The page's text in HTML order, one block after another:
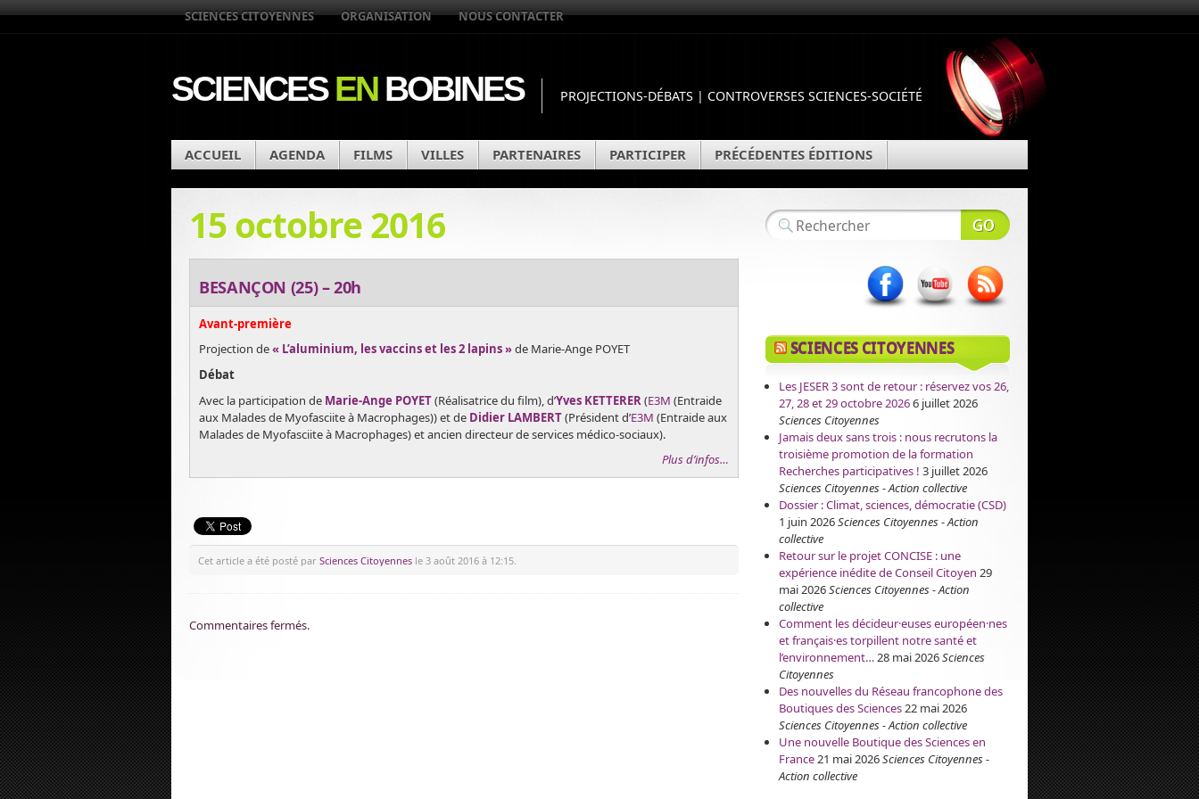
SCIENCES CITOYENNES ORGANISATION NOUS CONTACTER
SCIENCESENBOBINES PROJECTIONS-DÉBATS | CONTROVERSES SCIENCES-SOCIÉTÉ
ACCUEIL AGENDA FILMS VILLES PARTENAIRES PARTICIPER PRÉCÉDENTES ÉDITIONS
15 octobre 2016
BESANÇON (25) – 20h
Avant-première
Projection de« L’aluminium, les vaccins et les 2 lapins »de Marie-Ange POYET
Débat
Avec la participation de Marie-Ange POYET(Réalisatrice du film), d’Yves KETTERER (E3M (Entraide
aux Malades de Myofasciite à Macrophages)) et de Didier LAMBERT(Président d’E3M (Entraide aux
Malades de Myofasciite à Macrophages) et ancien directeur de services médico-sociaux).
Plus d’infos…
Cet article a été posté par Sciences Citoyennes le 3 août 2016 à 12:15.
Commentaires fermés.
SCIENCES CITOYENNES
Les JESER 3 sont de retour : réservez vos 26,
27, 28 et 29 octobre 20266 juillet 2026
Sciences Citoyennes
Jamais deux sans trois : nous recrutons la
troisième promotion de la formation
Recherches participatives ! 3 juillet 2026
Sciences Citoyennes - Action collective
Dossier : Climat, sciences, démocratie (CSD)
1 juin 2026Sciences Citoyennes - Action
collective
Retour sur le projet CONCISE : une
expérience inédite de Conseil Citoyen 29
mai 2026Sciences Citoyennes - Action
collective
Comment les décideur·euses européen·nes
et français·es torpillent notre santé et
l’environnement…28 mai 2026Sciences
Citoyennes
Des nouvelles du Réseau francophone des
Boutiques des Sciences22 mai 2026
Sciences Citoyennes - Action collective
Une nouvelle Boutique des Sciences en
France21 mai 2026Sciences Citoyennes -
Action collective